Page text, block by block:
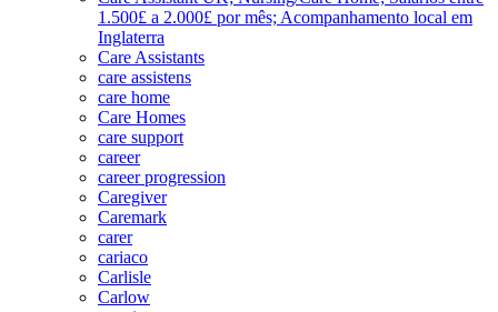
1.500£ a 2.000£ por mês; Acompanhamento local em
Inglaterra
Care Assistants
care assistens
care home
Care Homes
care support
career
career progression
Caregiver
Caremark
carer
cariaco
Carlisle
Carlow